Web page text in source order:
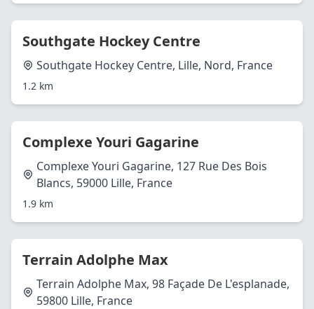
Southgate Hockey Centre
Southgate Hockey Centre, Lille, Nord, France
1.2 km
Complexe Youri Gagarine
Complexe Youri Gagarine, 127 Rue Des Bois
Blancs, 59000 Lille, France
1.9 km
Terrain Adolphe Max
Terrain Adolphe Max, 98 Façade De L'esplanade,
59800 Lille, France